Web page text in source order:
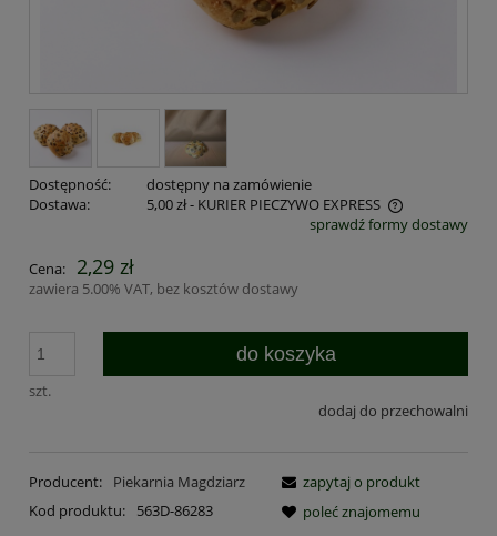
Dostępność:
dostępny na zamówienie
Dostawa:
5,00 zł- KURIER PIECZYWO EXPRESS
Cena nie zawiera ewentualnych kosztów płatnościsprawdź formy dostawy
Cena: 2,29 zł
zawiera 5.00% VAT, bez kosztów dostawy
szt.
do koszyka
dodaj do przechowalni
Producent:
Piekarnia Magdziarz
Kod produktu:
563D-86283
zapytaj o produkt
poleć znajomemu